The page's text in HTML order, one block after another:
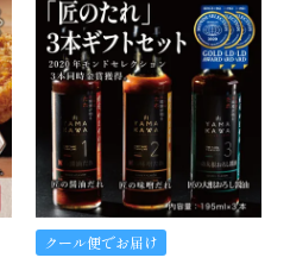
クール便でお届け